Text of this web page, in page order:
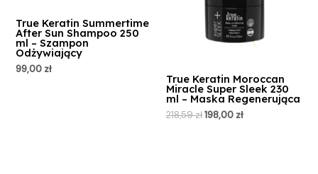
True Keratin Summertime
After Sun Shampoo 250
ml – Szampon
Odżywiający
99,00 zł
True Keratin Moroccan
Miracle Super Sleek 230
ml – Maska Regenerująca
218,59zł198,00 zł